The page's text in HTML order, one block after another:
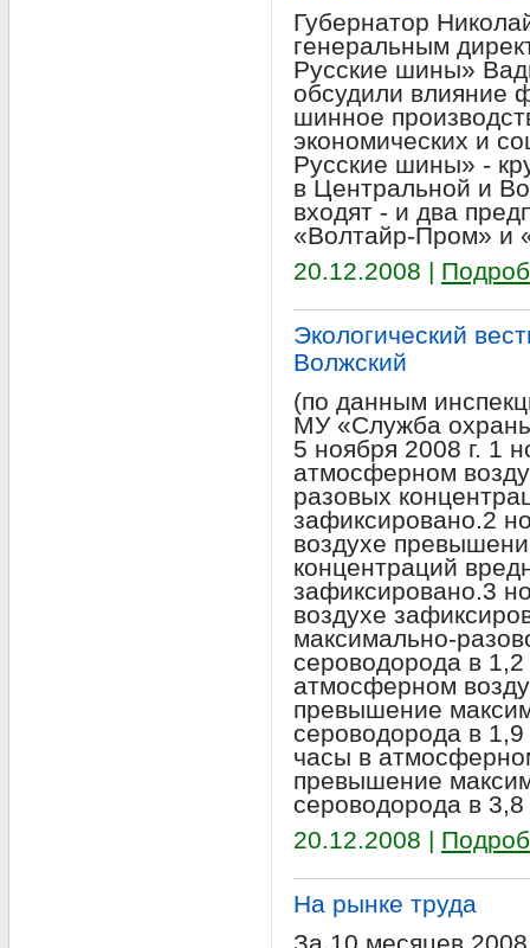
Губернатор
генеральным
Русские шины»
обсудили влияние
шинное
экономических и
Русские шины» -
в Центральной и
входят - и два
«Волтайр-Пром» и
20.12.2008 |
Экологический
Волжский
(по данным
МУ «Служба
5 ноября 2008 г. 1
атмосферном
разовых
зафиксировано.2
воздухе
концентраций
зафиксировано.3
воздухе
максимально-
сероводорода в
атмосферном
превышение
сероводорода в
часы в
превышение
сероводорода в 3,8
20.12.2008 |
На рынке труда